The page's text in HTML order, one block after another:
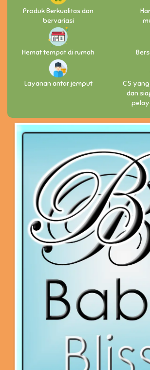
Produk Berkualitas dan
bervariasi
Hemat tempat di rumah
Layanan antar jemput
CS
dan